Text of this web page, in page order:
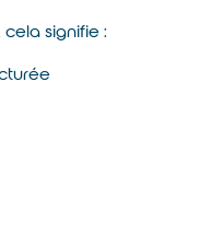
signifie :